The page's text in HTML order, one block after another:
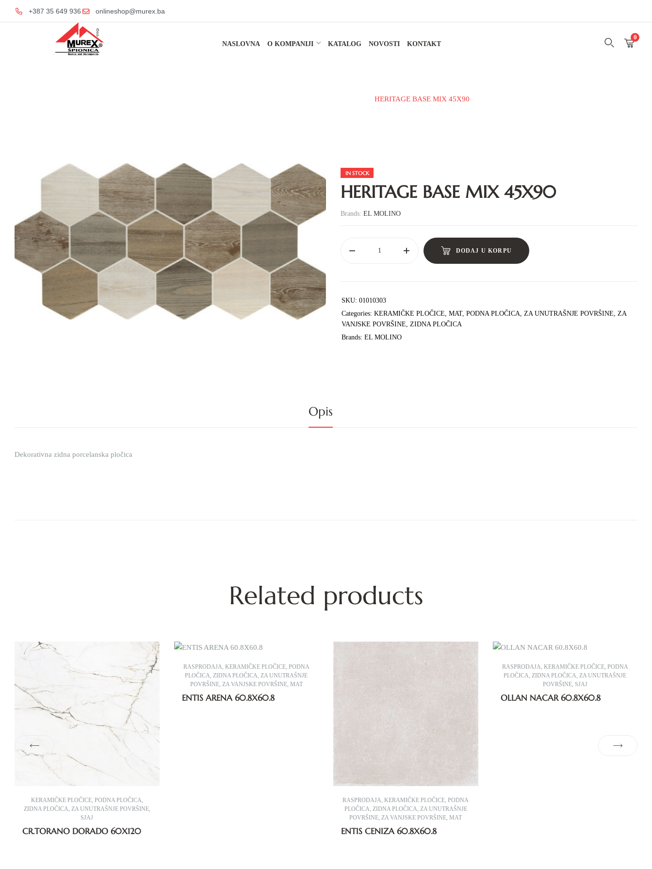
+387 35 649 936 onlineshop@murex.ba
NASLOVNA O KOMPANIJI KATALOG NOVOSTI KONTAKT
0
HERITAGE BASE MIX 45X90
IN STOCK
HERITAGE BASE MIX 45X90
Brands: EL MOLINO
DODAJ U KORPU
SKU: 01010303
Categories: KERAMIČKE PLOČICE, MAT, PODNA PLOČICA, ZA UNUTRAŠNJE POVRŠINE, ZA
VANJSKE POVRŠINE, ZIDNA PLOČICA
Brands: EL MOLINO
Opis
Dekorativna zidna porcelanska pločica
Related products
KERAMIČKE PLOČICE, PODNA PLOČICA,
ZIDNA PLOČICA, ZA UNUTRAŠNJE POVRŠINE,
SJAJ
CR.TORANO DORADO 60X120
RASPRODAJA, KERAMIČKE PLOČICE, PODNA
PLOČICA,ZIDNA PLOČICA,ZA UNUTRAŠNJE
POVRŠINE, ZA VANJSKE POVRŠINE, MAT
ENTIS ARENA 60.8X60.8
RASPRODAJA,KERAMIČKE PLOČICE,PODNA
PLOČICA, ZIDNA PLOČICA, ZA UNUTRAŠNJE
POVRŠINE,ZA VANJSKE POVRŠINE,MAT
ENTIS CENIZA 60.8X60.8
RASPRODAJA, KERAMIČKE PLOČICE, PODNA
PLOČICA,ZIDNA PLOČICA,ZA UNUTRAŠNJE
POVRŠINE, SJAJ
OLLAN NACAR 60.8X60.8